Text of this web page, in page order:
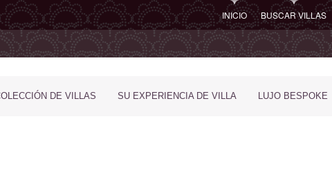
INICIO BUSCAR VILLAS
DE VILLAS SU EXPERIENCIA DE VILLA LUJO BESPOKE